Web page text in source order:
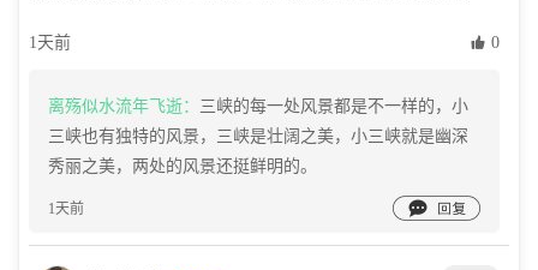
1天前  0
离殇似水流年飞逝： 三峡的每一处风景都是不一样的，小
三峡也有独特的风景，三峡是壮阔之美，小三峡就是幽深
秀丽之美，两处的风景还挺鲜明的。
1天前 